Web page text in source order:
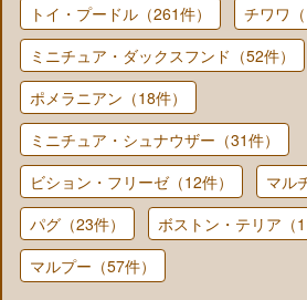
トイ・プードル（261件）
チワワ（
ミニチュア・ダックスフンド（52件）
ポメラニアン（18件）
ミニチュア・シュナウザー（31件）
ビション・フリーゼ（12件）
マル
パグ（23件）
ボストン・テリア（
マルプー（57件）